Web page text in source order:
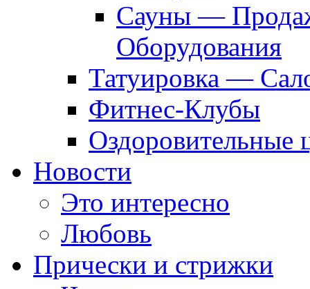
Сауны —
Оборудования
Татуировка —
Фитнес-Клубы
Оздоровительные
Новости
Это интересно
Любовь
Прически и стрижки